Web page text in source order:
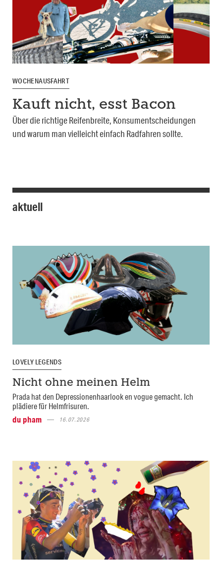
WOCHENAUSFAHRT
Kauft nicht, esst Bacon
Über die richtige Reifenbreite, Konsumentscheidungen
und warum man vielleicht einfach Radfahren sollte.
aktuell
LOVELY LEGENDS
Nicht ohne meinen Helm
Prada hat den Depressionenhaarlook en vogue gemacht. Ich
plädiere für Helmfrisuren.
du pham
16.07.2026